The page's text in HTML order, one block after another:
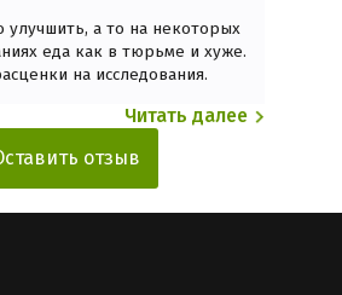
улучшить, а то на некоторых
еда как в тюрьме и хуже.
на исследования.
Читать далее
отзыв